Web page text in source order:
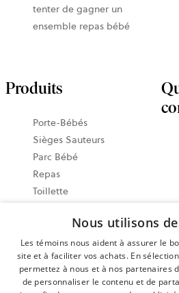
tenter de gagner un
ensemble repas bébé
Produits
Porte-Bébés
Sièges Sauteurs
Parc Bébé
Repas
Toillette
Économisez avec des
ensembles
Tous les produits
Nous utilisons
Les témoins nous aident à assurer le
site et à faciliter vos achats. En
permettez à nous et à nos partenaires
de personnaliser le contenu et de